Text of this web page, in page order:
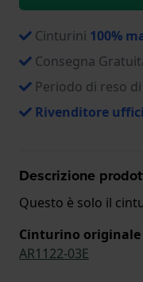
Cinturini 100%
Consegna
Periodo di reso
Rivenditore
Descrizione
Questo è solo il
Cinturino originale
AR1122-03E